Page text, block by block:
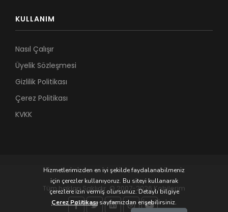
KULLANIM
Nasıl Çalışır
Üyelik Sözleşmesi
Gizlilik Politikası
Çerez Politikası
KVKK
Tüm hakları Saklıdır. © 2007-2026 Kobilerim
Hizmetlerimizden en iyi şekilde faydalanabilmeniz
için çerezler kullanıyoruz. Bu siteyi kullanarak
çerezlere izin vermiş olursunuz. Detaylı bilgiye
Çerez Politikasısayfamızdan erişebilirsiniz.